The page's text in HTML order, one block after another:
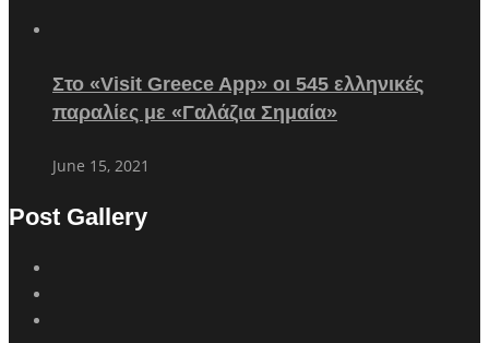
Στο «Visit Greece App» οι 545 ελληνικές
παραλίες με «Γαλάζια Σημαία»
June 15, 2021
Post Gallery